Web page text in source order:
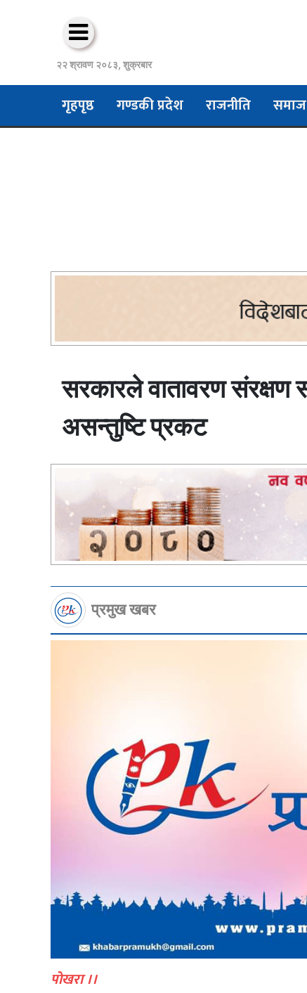
२२ श्रावण २०८३, शुक्रबार
गृहपृष्ठ गण्डकी प्रदेश राजनीति समाज
सरकारले वातावरण संरक्षण
असन्तुष्टि प्रकट
प्रमुख खबर
पाेखरा ।।